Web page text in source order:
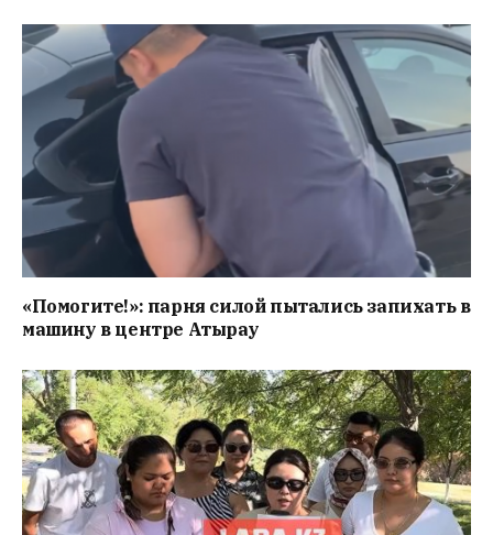
«Помогите!»: парня силой пытались запихать в
машину в центре Атырау